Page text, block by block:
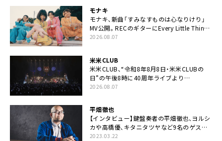
モナキ
モナキ、新曲「すみなすものは心なりけり」
MV公開。RECのギターにEvery Little Thing・
伊藤一朗参加も
2026.08.07
米米CLUB
米米CLUB、“令和8年8月8日・米米CLUBの
日”の午後8時に40周年ライブより
「FANtachy medley」を88年限定公開
2026.08.07
平畑徹也
【インタビュー】鍵盤奏者の平畑徹也、ヨルシ
カや高橋優、キタニタツヤなど9名のゲスト
を迎えた初アルバムに音楽人生の総括「自分
2023.03.22